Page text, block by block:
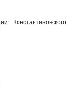
Константиновского